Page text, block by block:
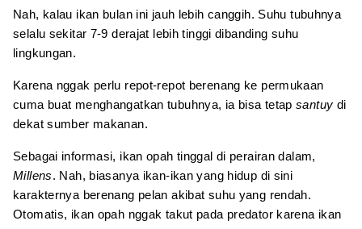
Nah, kalau ikan bulan ini jauh lebih canggih. Suhu tubuhnya
selalu sekitar 7-9 derajat lebih tinggi dibanding suhu
lingkungan.
Karena nggak perlu repot-repot berenang ke permukaan
cuma buat menghangatkan tubuhnya, ia bisa tetap santuy di
dekat sumber makanan.
Sebagai informasi, ikan opah tinggal di perairan dalam,
Millens. Nah, biasanya ikan-ikan yang hidup di sini
karakternya berenang pelan akibat suhu yang rendah.
Otomatis, ikan opah nggak takut pada predator karena ikan